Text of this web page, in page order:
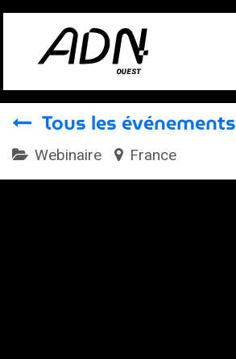
Se rendre au contenu
Tous les événements
Webinaire France